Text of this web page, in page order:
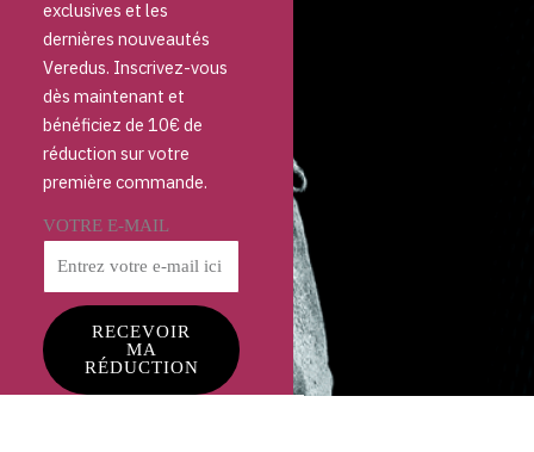
exclusives et les
dernières nouveautés
Veredus. Inscrivez-vous
dès maintenant et
bénéficiez de 10€ de
réduction sur votre
première commande.
VOTRE E-MAIL
RECEVOIR
MA
RÉDUCTION